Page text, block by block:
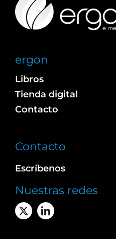
ergon
Libros
Tienda digital
Contacto
Contacto
Escríbenos
Nuestras redes